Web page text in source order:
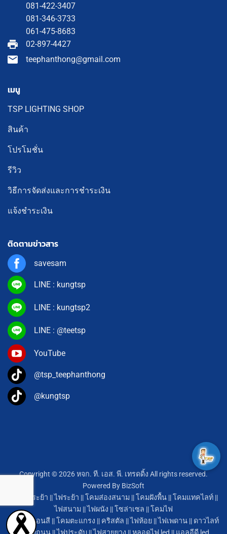
081-422-3407
081-346-3733
061-475-8683
02-897-4427
teephanthong@gmail.com
เมนู
TSP LIGHTING SHOP
สินค้า
โปรโมชั่น
รีวิว
วิธีการจัดส่งและการชำระเงิน
แจ้งชำระเงิน
ติดตามข่าวสาร
savesam
LINE : kungtsp
LINE : kungtsp2
LINE : @teetsp
YouTube
@tsp_teephanthong
@kungtsp
Copyright © 2026 หจก. ที. เอส. พี. เทรดดิ้ง All rights reserved.
Powered By BizSoft
โคมไฟระย้า ||ไฟระย้า ||โคมส่องสนาม ||โคมฝังพื้น||โคมแทคไลท์||
ไฟสนาม ||ไฟผนัง ||โซล่าเซล ||โคมไฟ
หลอดนีออนสี ||โคมตะแกรง || คริสตัล ||ไฟห้อย ||ไฟเพดาน || ดาวไลท์